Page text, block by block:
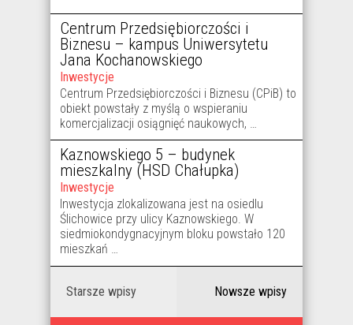
Centrum Przedsiębiorczości i
Biznesu – kampus Uniwersytetu
Jana Kochanowskiego
Inwestycje
Centrum Przedsiębiorczości i Biznesu (CPiB) to
obiekt powstały z myślą o wspieraniu
komercjalizacji osiągnięć naukowych, …
Kaznowskiego 5 – budynek
mieszkalny (HSD Chałupka)
Inwestycje
Inwestycja zlokalizowana jest na osiedlu
Ślichowice przy ulicy Kaznowskiego. W
siedmiokondygnacyjnym bloku powstało 120
mieszkań …
Starsze wpisy Nowsze wpisy